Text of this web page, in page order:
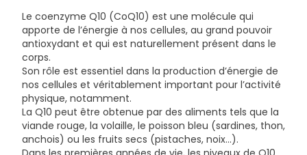
de DL-alpha-tocophéryle ; nicotinamide ; dioxyde de
titane (E171) (colorant) ; carboxyméthylcellulose
sodique (E468) (anti-agglomérant) ; rétinol ; sels
magnésiens d'acides gras (E470b) (anti-
agglomérant) ; D-pantothénate de calcium ; sulfate
de manganèse ; D-biotine ; dioxyde de silicium (E551)
(anti-agglomérant) ; sulfate cuivrique ; cholécalciférol
; triacétine (E1518) (agent d'enrobage) ; chlorhydrate
de pyridoxine ; riboflavine (E101) (colorant) ;
mononitrate de thiamine ; polyvinylpyrrolidone (E1201)
(épaississant) ; oxyde de fer jaune (E172) (colorant) ;
Le coenzyme Q10 (CoQ10) est une molécule qui
apporte de l’énergie à nos cellules, au grand pouvoir
antioxydant et qui est naturellement présent dans le
corps.
Son rôle est essentiel dans la production d’énergie de
nos cellules et véritablement important pour l’activité
physique, notamment.
La Q10 peut être obtenue par des aliments tels que la
viande rouge, la volaille, le poisson bleu (sardines, thon,
anchois) ou les fruits secs (pistaches, noix...).